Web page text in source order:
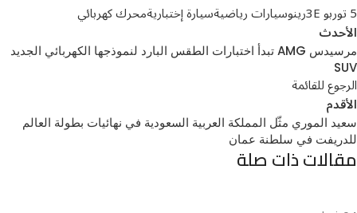
5 توربو 3E
رينوسيارات رياضيةسيارة إختباريةمحرك كهربائي
الأحدث
مرسيدس AMG تبدأ اختبارات الطقس البارد لنموذجها الكهربائي الجديد
SUV
الرجوع للقائمة
الأقدم
سعيد الموري مثّل المملكة العربية السعودية في نهائيات بطولة العالم
للدريفت في سلطنة عمان
مقالات ذات صلة